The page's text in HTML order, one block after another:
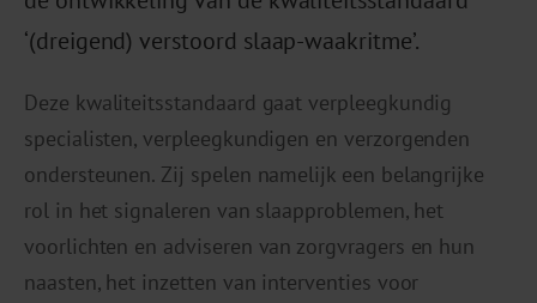
‘(dreigend) verstoord slaap-waakritme’.
Deze kwaliteitsstandaard gaat verpleegkundig
specialisten, verpleegkundigen en verzorgenden
ondersteunen. Zij spelen namelijk een belangrijke
rol in het signaleren van slaapproblemen, het
voorlichten en adviseren van zorgvragers en hun
naasten, het inzetten van interventies voor